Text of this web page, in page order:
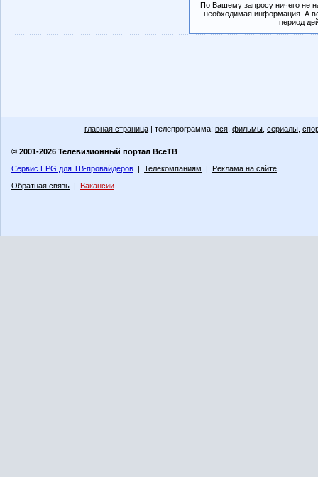
По Вашему запросу ничего не
необходимая информация. А
период
главная страница | телепрограмма: вся фильмы сериалы
© 2001-2026 Телевизионный портал ВсёТВ
Сервис EPG для ТВ-провайдеров | Телекомпаниям | Реклама на сайте
Обратная связь | Вакансии